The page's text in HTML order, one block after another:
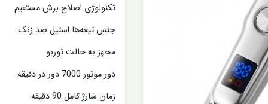
تکنولوژی اصلاح برش مستقیم
جنس تیغه‌ها استیل ضد زنگ
مجهز به حالت توربو
دور موتور 7000 دور در دقیقه
زمان شارژ کامل 90 دقیقه